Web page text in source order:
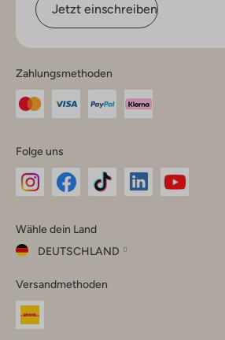
Jetzt einschreiben
Zahlungsmethoden
Folge uns
Instagram
Facebook
TikTok
Wähle dein Land
DEUTSCHLAND
dein
Land
Versandmethoden